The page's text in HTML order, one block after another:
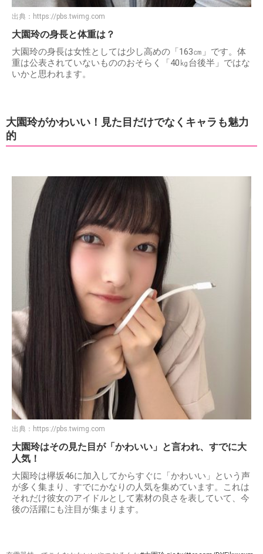
出典： https://pbs.twimg.com
大園玲の身長と体重は？
大園玲の身長は女性としては少し高めの「163㎝」です。体
重は公表されていないもののおそらく「40㎏台後半」ではな
いかと思われます。
大園玲がかわいい！見た目だけでなくキャラも魅力
的
出典： https://pbs.twimg.com
大園玲はその見た目が「かわいい」と言われ、すでに大
人気！
大園玲は欅坂46に加入してからすぐに「かわいい」という声
が多く集まり、すでにかなりの人気を集めています。これは
それだけ彼女のアイドルとして素材の良さを表していて、今
後の活躍にも注目が集まります。